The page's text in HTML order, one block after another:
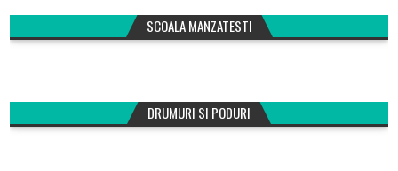
SCOALA MANZATESTI
DRUMURI SI PODURI